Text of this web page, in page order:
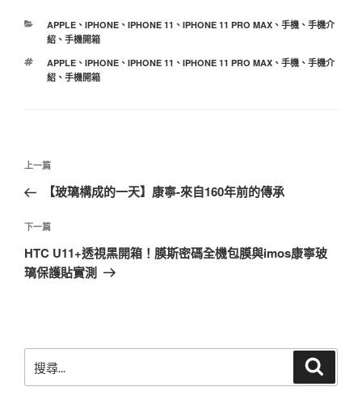
分
類
APPLE、 IPHONE、 IPHONE 11 、 IPHONE 11 PRO MAX、 手機、 手機介
紹、 手機開箱
標
籤
APPLE、 IPHONE、 IPHONE 11 、 IPHONE 11 PRO MAX、 手機、 手機介
紹、 手機開箱
文
導
覽
上
一
文
章
上一篇
【玻璃構成的一天】康寧-來自160年前的傳承
下
一
篇
下一篇
HTC U11+透視黑開箱！膜斯密碼全機包膜與imos康寧玻
璃保護貼實測
尋